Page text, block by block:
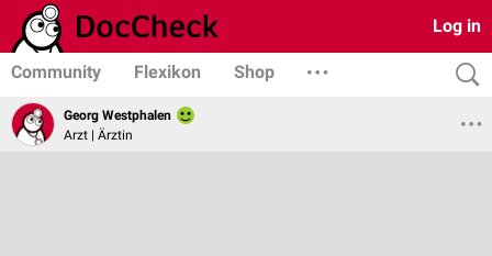
Log in
Community Flexikon Shop
Georg Westphalen
Arzt | Ärztin